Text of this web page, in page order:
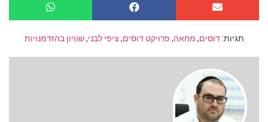
תגיות: דוסים, מחאה, פרויקט דוסים, ציפי לבני,שוויון בהזדמנויות